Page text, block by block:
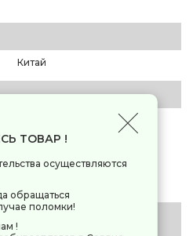
Китай
Aceline CH-2000YNG
белый
ТОВАР !
осуществляются
обращаться
поломки!
!